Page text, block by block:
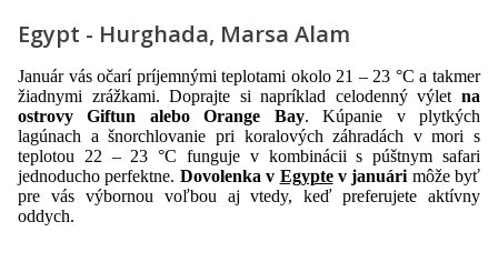
Egypt - Hurghada, Marsa Alam
Január vás očarí príjemnými teplotami okolo 21 – 23 °C a takmer
žiadnymi zrážkami. Doprajte si napríklad celodenný výlet na
ostrovy Giftun alebo Orange Bay. Kúpanie v plytkých
lagúnach a šnorchlovanie pri koralových záhradách v mori s
teplotou 22 – 23 °C funguje v kombinácii s púštnym safari
jednoducho perfektne. Dovolenka v Egyptev januári môže byť
pre vás výbornou voľbou aj vtedy, keď preferujete aktívny
oddych.